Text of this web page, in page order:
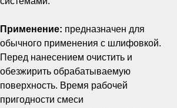
Применение: предназначен для
обычного применения с шлифовкой.
Перед нанесением очистить и
обезжирить обрабатываемую
поверхность. Время рабочей
пригодности смеси